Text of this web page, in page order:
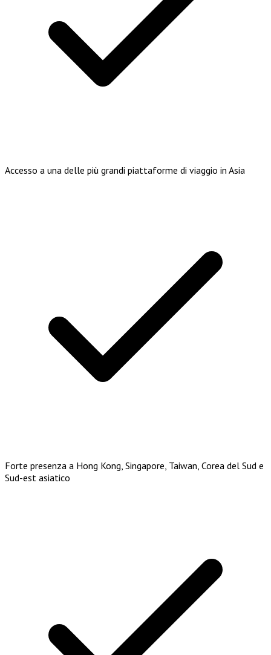
Accesso a una delle più grandi piattaforme di viaggio in Asia
Forte presenza a Hong Kong, Singapore, Taiwan, Corea del Sud e
Sud-est asiatico